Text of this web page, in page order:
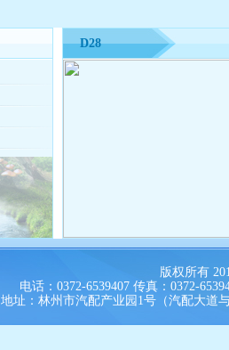
D28
版权所有
电话：0372-6539407 传真：0372-
地址：林州市汽配产业园1号（汽配大道